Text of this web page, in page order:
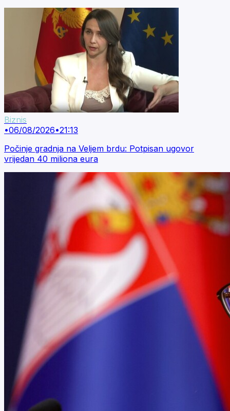
Biznis
•06/08/2026•21:13
Počinje gradnja na Veljem brdu: Potpisan ugovor
vrijedan 40 miliona eura